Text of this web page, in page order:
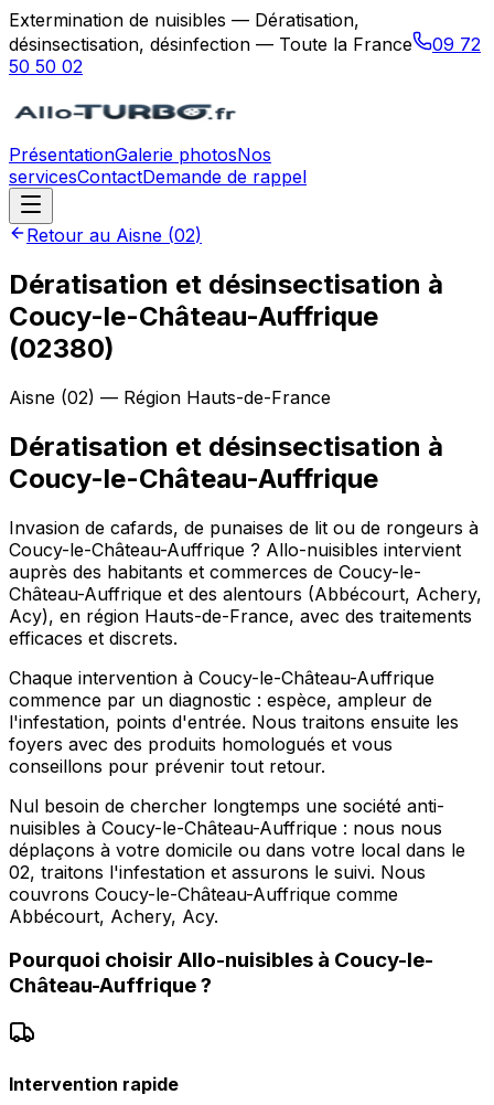
Extermination de nuisibles — Dératisation,
désinsectisation, désinfection — Toute la France
09 72
50 50 02
PrésentationGalerie photosNos
servicesContactDemande de rappel
Retour au Aisne (02)
Dératisation et désinsectisation à
Coucy-le-Château-Auffrique
(02380)
Aisne (02) — Région Hauts-de-France
Dératisation et désinsectisation à
Coucy-le-Château-Auffrique
Invasion de cafards, de punaises de lit ou de rongeurs à
Coucy-le-Château-Auffrique ? Allo-nuisibles intervient
auprès des habitants et commerces de Coucy-le-
Château-Auffrique et des alentours (Abbécourt, Achery,
Acy), en région Hauts-de-France, avec des traitements
efficaces et discrets.
Chaque intervention à Coucy-le-Château-Auffrique
commence par un diagnostic : espèce, ampleur de
l'infestation, points d'entrée. Nous traitons ensuite les
foyers avec des produits homologués et vous
conseillons pour prévenir tout retour.
Nul besoin de chercher longtemps une société anti-
nuisibles à Coucy-le-Château-Auffrique : nous nous
déplaçons à votre domicile ou dans votre local dans le
02, traitons l'infestation et assurons le suivi. Nous
couvrons Coucy-le-Château-Auffrique comme
Abbécourt, Achery, Acy.
Pourquoi choisir Allo-nuisibles à Coucy-le-
Château-Auffrique?
Intervention rapide